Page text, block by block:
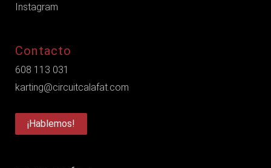
Instagram
Contacto
608 113 031
karting@circuitcalafat.com
¡Hablemos!